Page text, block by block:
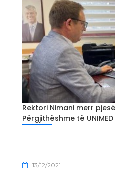
Rektori Nimani merr
Përgjithëshme të UNIMED
13/12/2021